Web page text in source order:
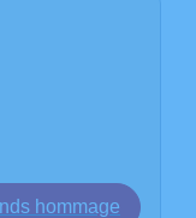
hommage